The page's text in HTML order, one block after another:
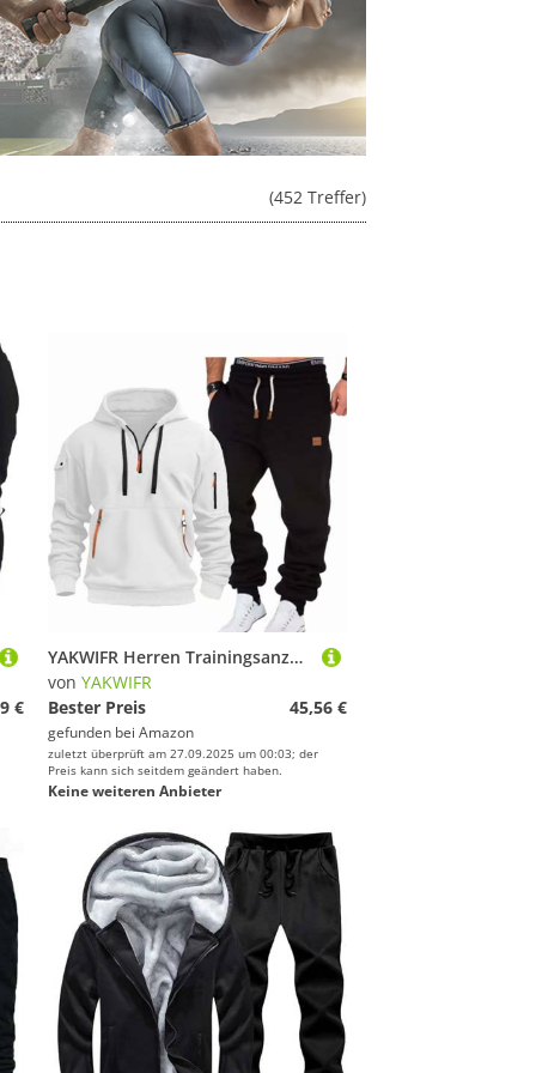
(452 Treffer)
€
YAKWIFR Herren Trainingsanzug - 2 Teiliges - Hoodies Und Hose - Mit Taschen Und Reißverschluss - Sport Fitness Gym Jogginganzuge - Halloween/Weihnachten/GeschenkWhite,M
von YAKWIFR
Bester Preis
45,56 €
gefunden bei Amazon
zuletzt überprüft am 27.09.2025 um 00:03; der
Preis kann sich seitdem geändert haben.
Keine weiteren Anbieter